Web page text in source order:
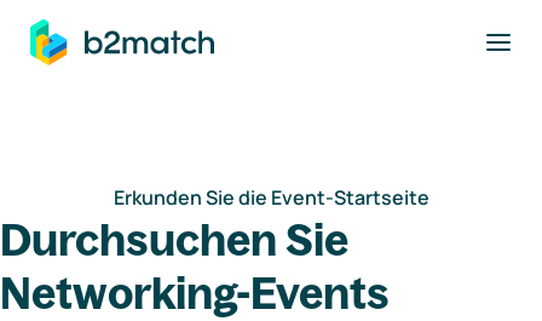
springen
Erkunden Sie die Event-Startseite
Durchsuchen Sie
Networking-Events